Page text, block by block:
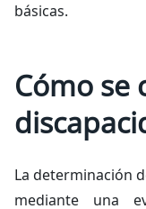
básicas.
Cómo se
La determinación
mediante una